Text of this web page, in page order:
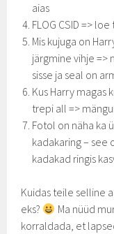
aias
FLOG CSID =>
Mis kujuga on
järgmine vihje =>
sisse ja seal on
Kus Harry magas
trepi all =>
Fotol on näha ka
kadakaring – see
kadakad ringis
Kuidas teile selline
eks?
Ma nüüd
korraldada, et